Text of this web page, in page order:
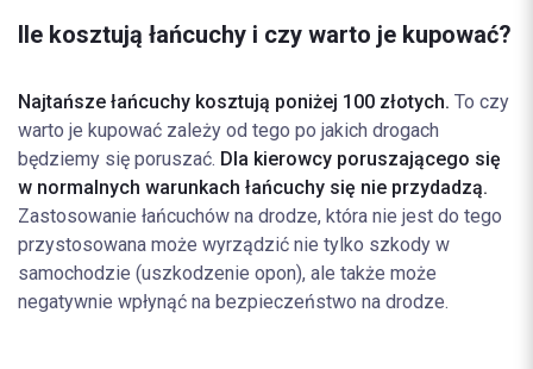
Ile kosztują łańcuchy i czy warto je kupować?
Najtańsze łańcuchy kosztują poniżej 100 złotych. To czy
warto je kupować zależy od tego po jakich drogach
będziemy się poruszać. Dla kierowcy poruszającego się
w normalnych warunkach łańcuchy się nie przydadzą.
Zastosowanie łańcuchów na drodze, która nie jest do tego
przystosowana może wyrządzić nie tylko szkody w
samochodzie (uszkodzenie opon), ale także może
negatywnie wpłynąć na bezpieczeństwo na drodze.